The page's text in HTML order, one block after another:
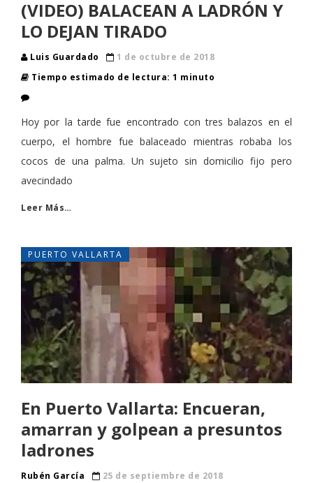
(VIDEO) BALACEAN A LADRÓN Y
LO DEJAN TIRADO
Luis Guardado
1 de octubre de 2018
Tiempo estimado de lectura: 1 minuto
Hoy por la tarde fue encontrado con tres balazos en el
cuerpo, el hombre fue balaceado mientras robaba los
cocos de una palma. Un sujeto sin domicilio fijo pero
avecindado
Leer Más…
PUERTO VALLARTA
En Puerto Vallarta: Encueran,
amarran y golpean a presuntos
ladrones
Rubén García
25 de septiembre de 2018